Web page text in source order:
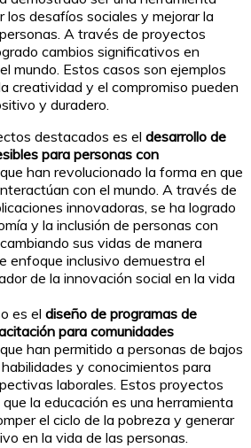
los desafíos sociales y mejorar la
A través de proyectos
cambios significativos en
mundo. Estos casos son ejemplos
creatividad y el compromiso pueden
y duradero.
destacados es el desarrollo de
para personas con
que han revolucionado la forma en que
con el mundo. A través de
innovadoras, se ha logrado
y la inclusión de personas con
sus vidas de manera
enfoque inclusivo demuestra el
de la innovación social en la vida
es el diseño de programas de
para comunidades
han permitido a personas de bajos
y conocimientos para
laborales. Estos proyectos
la educación es una herramienta
el ciclo de la pobreza y generar
en la vida de las personas.